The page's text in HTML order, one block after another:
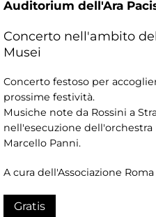
Auditorium dell'Ara
Concerto nell'ambito
Musei
Concerto festoso per
prossime festività.
Musiche note da Rossini a
nell'esecuzione
Marcello Panni.
A cura dell'Associazione
Gratis